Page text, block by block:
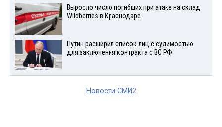
Выросло число погибших при атаке на склад
Wildberries в Краснодаре
Путин расширил список лиц с судимостью
для заключения контракта с ВС РФ
Новости СМИ2